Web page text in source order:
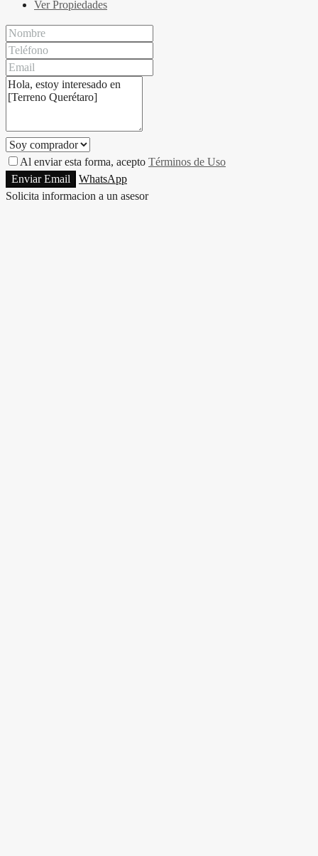
Ver Propiedades
Al enviar esta forma, acepto Términos de Uso
Enviar Email
WhatsApp
Solicita informacion a un asesor